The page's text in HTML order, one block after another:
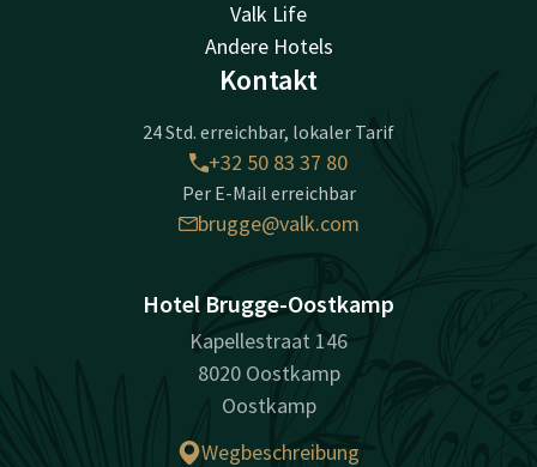
Valk Life
Andere Hotels
Kontakt
24 Std. erreichbar, lokaler Tarif
+32 50 83 37 80
Per E-Mail erreichbar
brugge@valk.com
Hotel Brugge-Oostkamp
Kapellestraat 146
8020 Oostkamp
Oostkamp
Wegbeschreibung